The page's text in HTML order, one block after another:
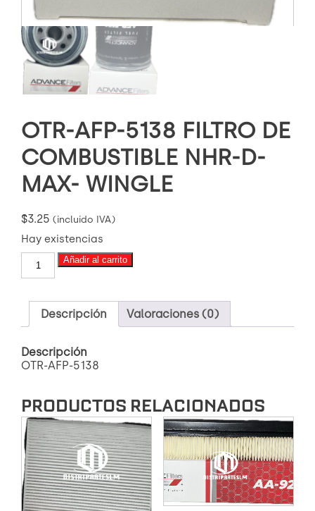
OTR-AFP-5138 FILTRO DE
COMBUSTIBLE NHR-D-
MAX- WINGLE
$3.25 (incluido IVA)
Hay existencias
OTR-
AFP-
FILTRO
COMBUSTIBLE
D-
MAX-
Añadir al carrito
Descripción Valoraciones (0)
Descripción
OTR-AFP-5138
PRODUCTOS RELACIONADOS